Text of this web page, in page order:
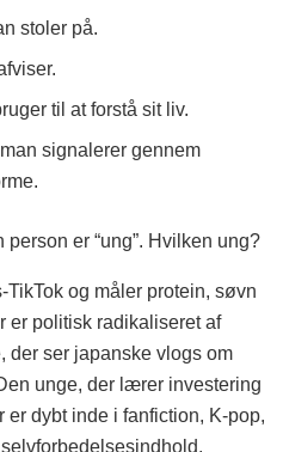
stoler på.
til at forstå sit liv.
signalerer gennem
er “ung”. Hvilken ung?
og måler protein, søvn
er politisk radikaliseret af
der ser japanske vlogs om
unge, der lærer investering
er dybt inde i fanfiction, K-pop,